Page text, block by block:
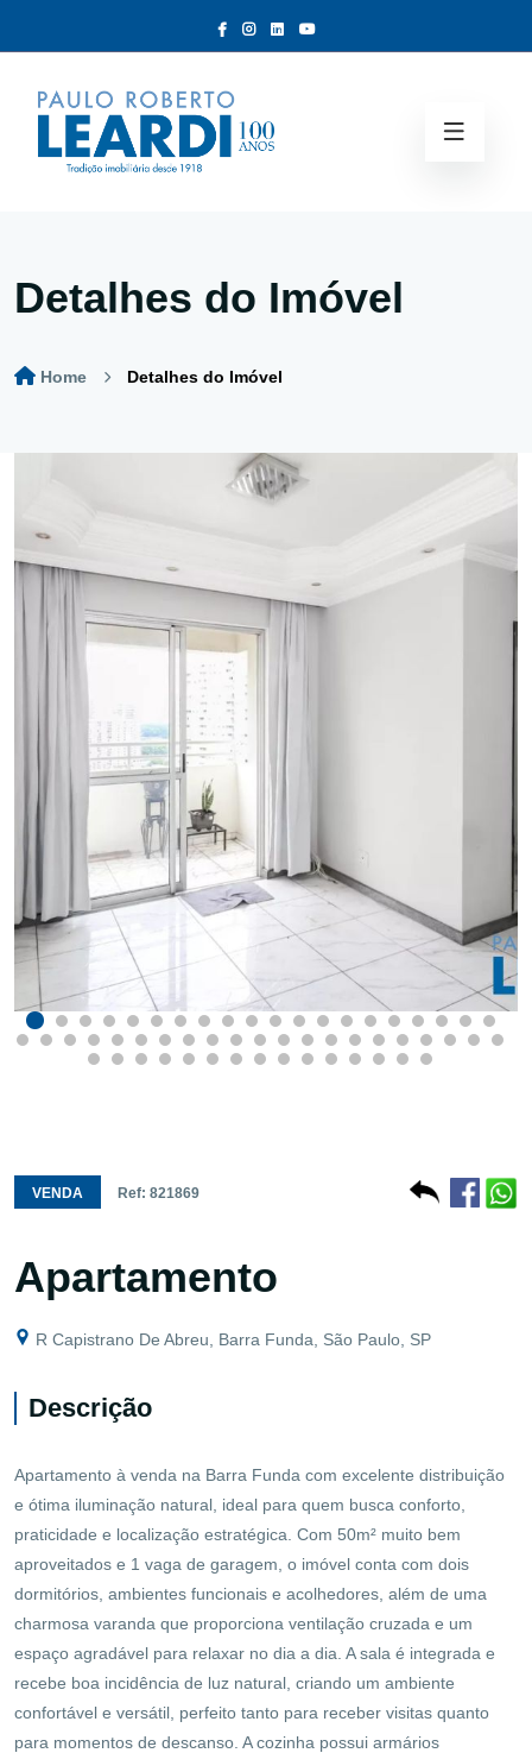
Detalhes do Imóvel
Home Detalhes do Imóvel
VENDA Ref: 821869
Apartamento
R Capistrano De Abreu, Barra Funda, São Paulo, SP
Descrição
Apartamento à venda na Barra Funda com excelente distribuição
e ótima iluminação natural, ideal para quem busca conforto,
praticidade e localização estratégica. Com 50m² muito bem
aproveitados e 1 vaga de garagem, o imóvel conta com dois
dormitórios, ambientes funcionais e acolhedores, além de uma
charmosa varanda que proporciona ventilação cruzada e um
espaço agradável para relaxar no dia a dia. A sala é integrada e
recebe boa incidência de luz natural, criando um ambiente
confortável e versátil, perfeito tanto para receber visitas quanto
para momentos de descanso. A cozinha possui armários